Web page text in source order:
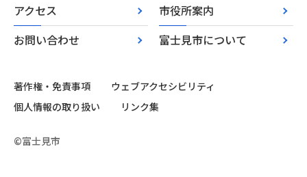
アクセス
市役所案内
お問い合わせ
富士見市について
著作権・免責事項
ウェブアクセシビリティ
個人情報の取り扱い
リンク集
©富士見市